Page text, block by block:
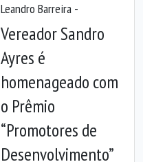
Leandro Barreira -
Vereador Sandro
Ayres é
homenageado com
o Prêmio
“Promotores de
Desenvolvimento”
Anterior